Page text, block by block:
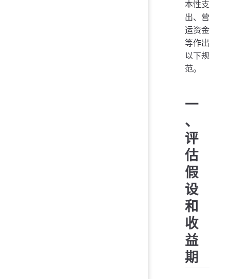
本性支
出、营
运资金
等作出
以下规
范。
一
、
评
估
假
设
和
收
益
期